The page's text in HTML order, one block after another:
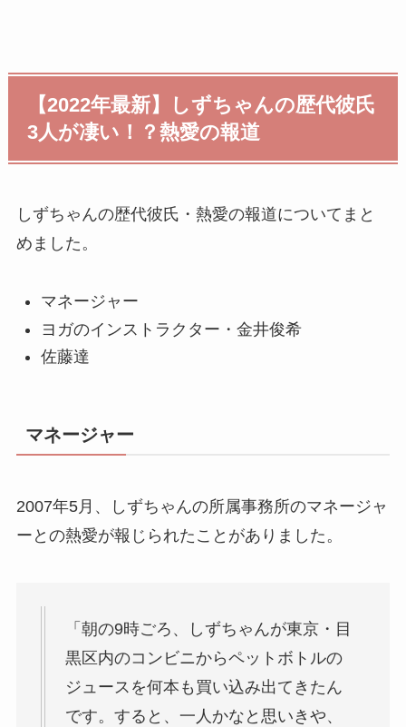
【2022年最新】しずちゃんの歴代彼氏
3人が凄い！？熱愛の報道
しずちゃんの歴代彼氏・熱愛の報道についてまと
めました。
マネージャー
ヨガのインストラクター・金井俊希
佐藤達
マネージャー
2007年5月、しずちゃんの所属事務所のマネージャ
ーとの熱愛が報じられたことがありました。
「朝の9時ごろ、しずちゃんが東京・目
黒区内のコンビニからペットボトルの
ジュースを何本も買い込み出てきたん
です。すると、一人かなと思いきや、